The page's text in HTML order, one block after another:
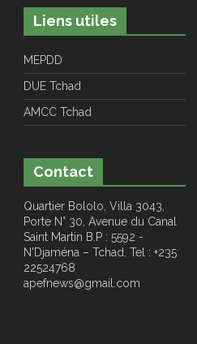
Liens utiles
MEPDD
DUE Tchad
AMCC Tchad
Contact
Quartier Bololo, Villa 3043,
Porte N° 30, Avenue du Canal
Saint Martin B.P : 5592 -
N'Djaména – Tchad. Tel : +235
22524768
apefnews@gmail.com